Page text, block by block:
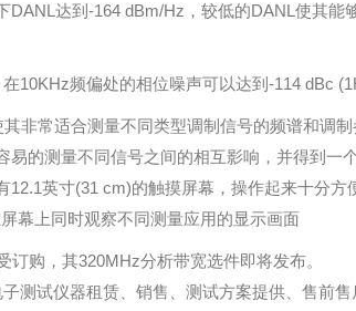
达到-164 dBm/Hz，较低的DANL使其能
10KHz频偏处的相位噪声可以达到-114 dBc
非常适合测量不同类型调制信号的频谱和调
的测量不同信号之间的相互影响，并得到一
英寸(31 cm)的触摸屏幕，操作起来十分方
幕上同时观察不同测量应用的显示画面
购，其320MHz分析带宽选件即将发布。
测试仪器租赁、销售、测试方案提供、售前